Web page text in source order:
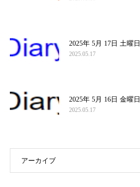
2025年 5月 17日 土曜日
2025.05.17
2025年 5月 16日 金曜日
2025.05.17
アーカイブ